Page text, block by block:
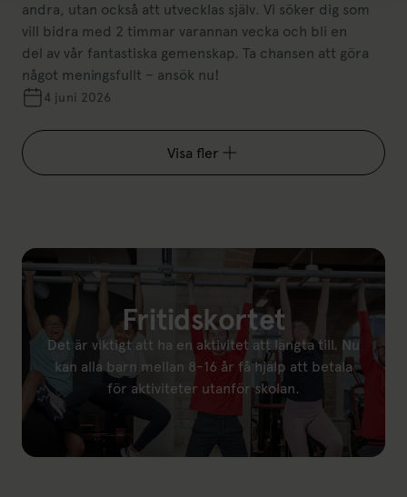
andra, utan också att utvecklas själv. Vi söker dig som
vill bidra med 2 timmar varannan vecka och bli en
del av vår fantastiska gemenskap. Ta chansen att göra
något meningsfullt – ansök nu!
4 juni 2026
Visa fler
Fritidskortet
Det är viktigt att ha en aktivitet att längta till. Nu
kan alla barn mellan 8-16 år få hjälp att betala
för aktiviteter utanför skolan.